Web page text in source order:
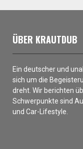
t
r
a
s
-
ÜBER KRAUTDUB
Ein deutscher und
sich um die
dreht. Wir berichten
Schwerpunkte sind
und Car-Lifestyle.